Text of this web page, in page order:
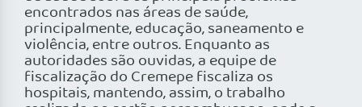
encontrados nas áreas de saúde,
principalmente, educação, saneamento e
violência, entre outros. Enquanto as
autoridades são ouvidas, a equipe de
fiscalização do Cremepe fiscaliza os
hospitais, mantendo, assim, o trabalho